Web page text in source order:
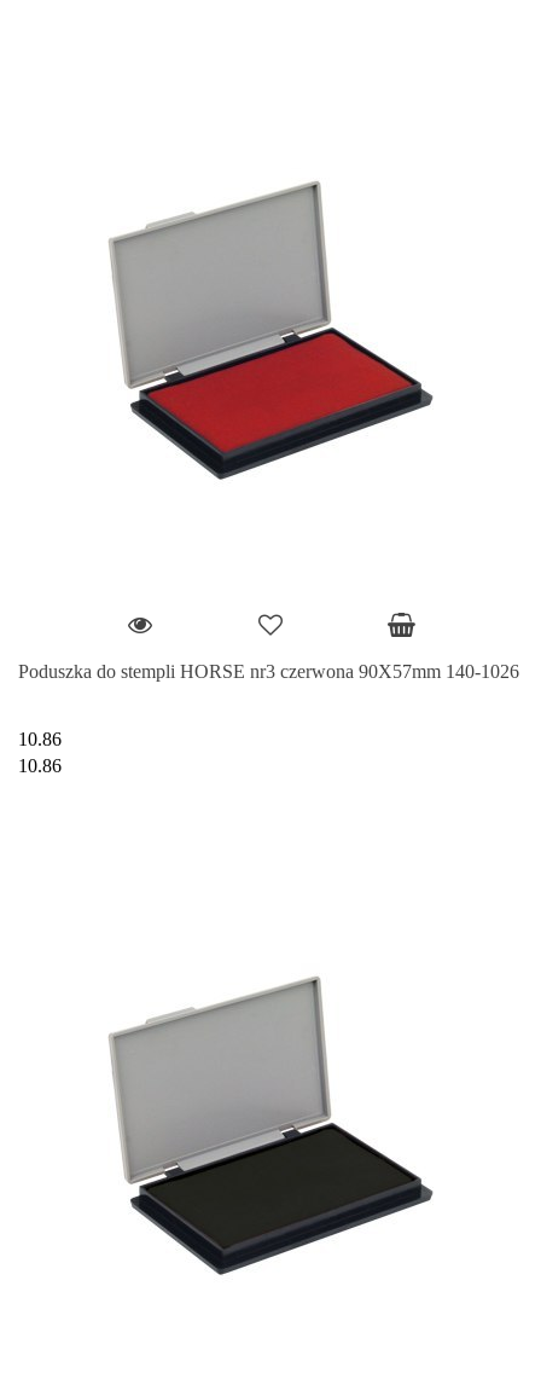
Poduszka do stempli HORSE nr3 czerwona 90X57mm 140-1026
10.86
10.86